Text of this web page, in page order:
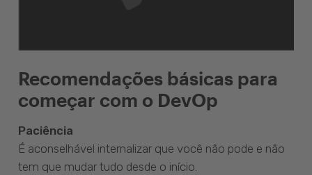
Recomendações básicas para
começar com o DevOp
Paciência
É aconselhável internalizar que você não pode e não
tem que mudar tudo desde o início.